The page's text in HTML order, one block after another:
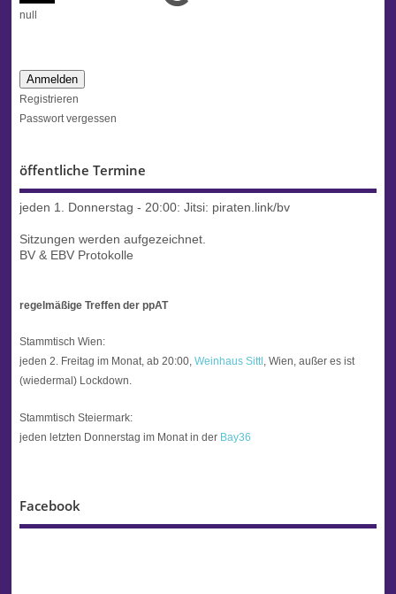
null
Anmelden
Registrieren
Passwort vergessen
öffentliche Termine
jeden 1. Donnerstag - 20:00: Jitsi: piraten.link/bv
Sitzungen werden aufgezeichnet.
BV & EBV Protokolle
regelmäßige Treffen der ppAT
Stammtisch Wien:
jeden 2. Freitag im Monat, ab 20:00, Weinhaus Sittl , Wien, außer es ist
(wiedermal) Lockdown.
Stammtisch Steiermark:
jeden letzten Donnerstag im Monat in der Bay36
Facebook